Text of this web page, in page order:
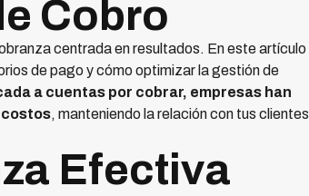
Cobro
centrada en resultados. En este artículo
de pago y cómo optimizar la gestión de
a cuentas por cobrar, empresas han
costos, manteniendo la relación con tus clientes
Efectiva